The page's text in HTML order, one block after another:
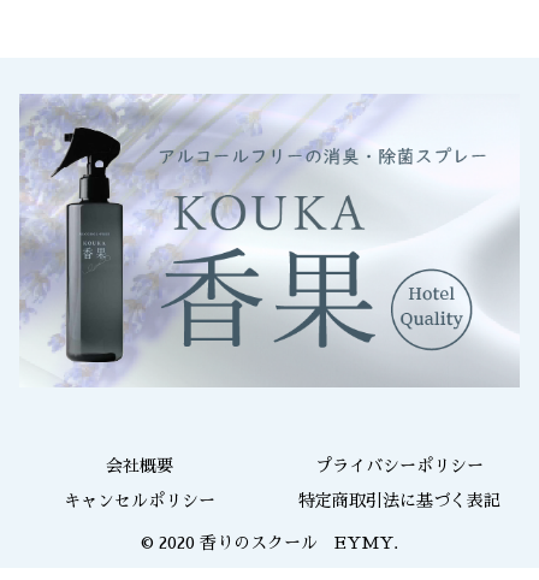
会社概要 プライバシーポリシー
キャンセルポリシー 特定商取引法に基づく表記
© 2020 香りのスクール EYMY.